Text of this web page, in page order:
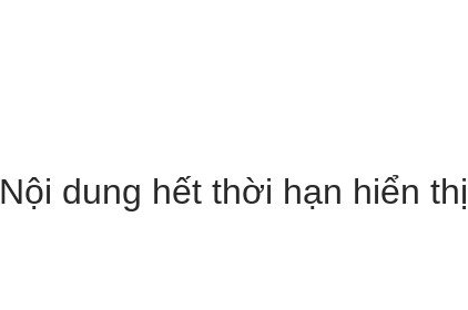
Nội dung hết thời hạn hiển thị